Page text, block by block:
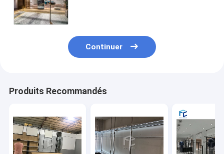
Continuer
Produits Recommandés